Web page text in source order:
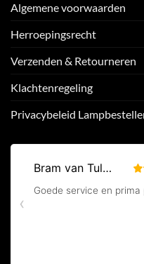
Algemene voorwaarden
Herroepingsrecht
Verzenden & Retourneren
Klachtenregeling
Privacybeleid